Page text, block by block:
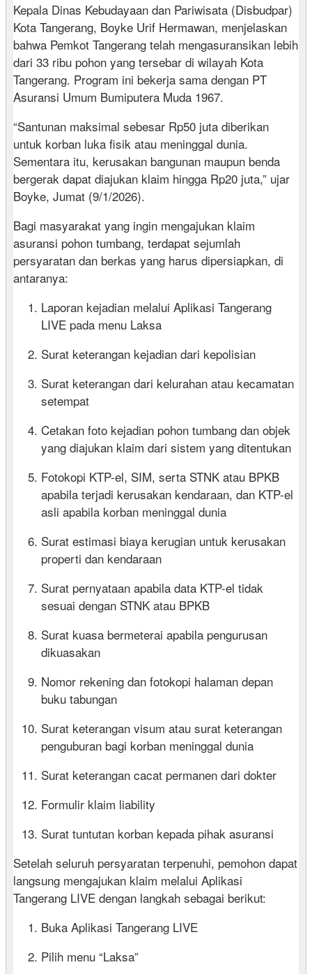
Kepala Dinas Kebudayaan dan Pariwisata (Disbudpar)
Kota Tangerang, Boyke Urif Hermawan, menjelaskan
bahwa Pemkot Tangerang telah mengasuransikan lebih
dari 33 ribu pohon yang tersebar di wilayah Kota
Tangerang. Program ini bekerja sama dengan PT
Asuransi Umum Bumiputera Muda 1967.
“Santunan maksimal sebesar Rp50 juta diberikan
untuk korban luka fisik atau meninggal dunia.
Sementara itu, kerusakan bangunan maupun benda
bergerak dapat diajukan klaim hingga Rp20 juta,” ujar
Boyke, Jumat (9/1/2026).
Bagi masyarakat yang ingin mengajukan klaim
asuransi pohon tumbang, terdapat sejumlah
persyaratan dan berkas yang harus dipersiapkan, di
antaranya:
Laporan kejadian melalui Aplikasi Tangerang
LIVE pada menu Laksa
Surat keterangan kejadian dari kepolisian
Surat keterangan dari kelurahan atau kecamatan
setempat
Cetakan foto kejadian pohon tumbang dan objek
yang diajukan klaim dari sistem yang ditentukan
Fotokopi KTP-el, SIM, serta STNK atau BPKB
apabila terjadi kerusakan kendaraan, dan KTP-el
asli apabila korban meninggal dunia
Surat estimasi biaya kerugian untuk kerusakan
properti dan kendaraan
Surat pernyataan apabila data KTP-el tidak
sesuai dengan STNK atau BPKB
Surat kuasa bermeterai apabila pengurusan
dikuasakan
Nomor rekening dan fotokopi halaman depan
buku tabungan
Surat keterangan visum atau surat keterangan
penguburan bagi korban meninggal dunia
Surat keterangan cacat permanen dari dokter
Formulir klaim liability
Surat tuntutan korban kepada pihak asuransi
Setelah seluruh persyaratan terpenuhi, pemohon dapat
langsung mengajukan klaim melalui Aplikasi
Tangerang LIVE dengan langkah sebagai berikut:
Buka Aplikasi Tangerang LIVE
Pilih menu “Laksa”